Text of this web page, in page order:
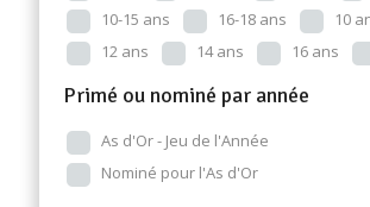
10-15 ans
16-18 ans
10
12 ans
14 ans 16 ans
Primé ou nominé par année
As d'Or - Jeu de l'Année
Nominé pour l'As d'Or